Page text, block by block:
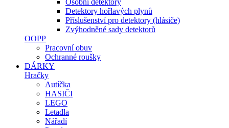
Osobní detektory
Detektory hořlavých plynů
Příslušenství pro detektory (hlásiče)
Zvýhodněné sady detektorů
OOPP
Pracovní obuv
Ochranné roušky
DÁRKY
Hračky
Autíčka
HASIČI
LEGO
Letadla
Nářadí